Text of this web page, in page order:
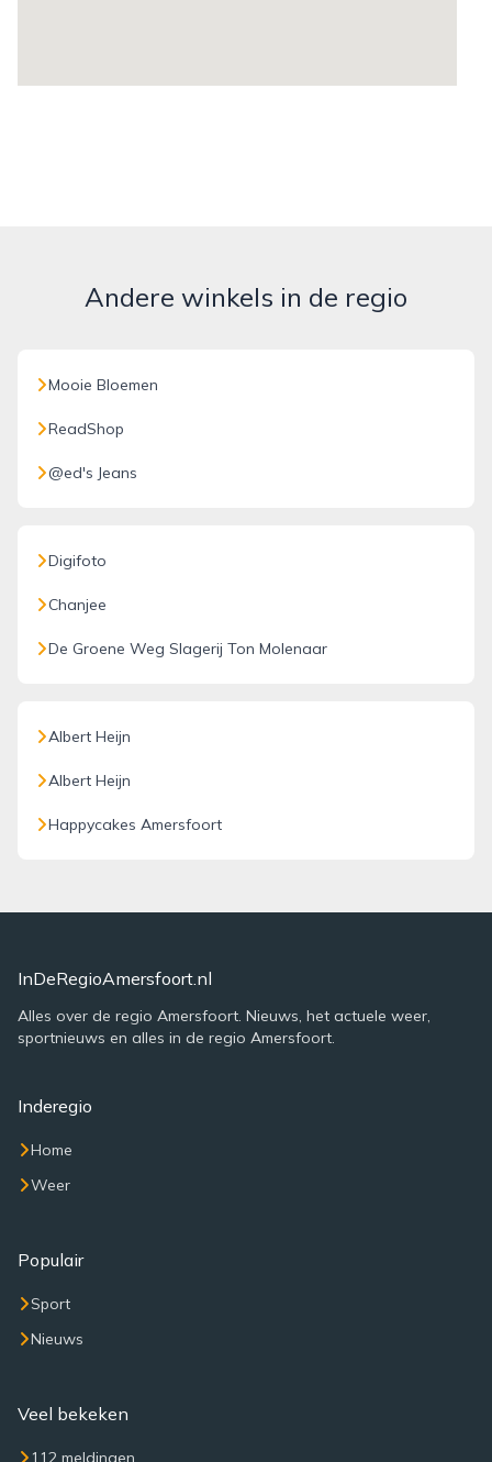
Andere winkels in de regio
Mooie Bloemen
ReadShop
@ed's Jeans
Digifoto
Chanjee
De Groene Weg Slagerij Ton Molenaar
Albert Heijn
Albert Heijn
Happycakes Amersfoort
InDeRegioAmersfoort.nl
Alles over de regio Amersfoort. Nieuws, het actuele weer,
sportnieuws en alles in de regio Amersfoort.
Inderegio
Home
Weer
Populair
Sport
Nieuws
Veel bekeken
112 meldingen